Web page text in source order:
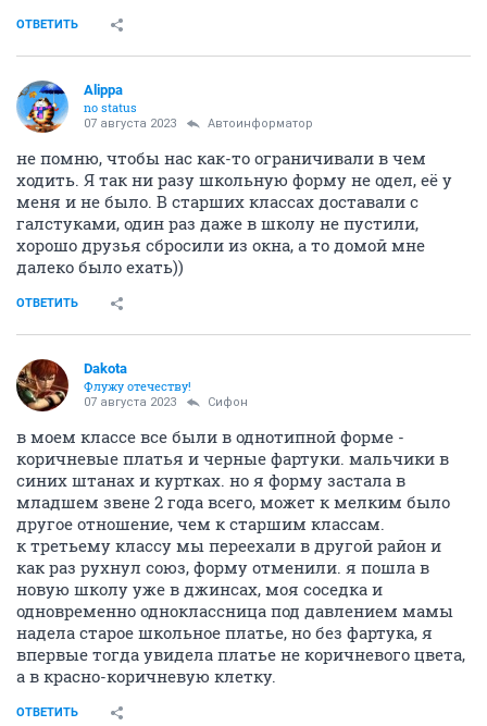
ОТВЕТИТЬ
Alippa
no status
07 августа 2023 Автоинформатор
не помню, чтобы нас как-то ограничивали в чем
ходить. Я так ни разу школьную форму не одел, её у
меня и не было. В старших классах доставали с
галстуками, один раз даже в школу не пустили,
хорошо друзья сбросили из окна, а то домой мне
далеко было ехать))
ОТВЕТИТЬ
Dаkota
Флужу отечеству!
07 августа 2023 Сифон
в моем классе все были в однотипной форме -
коричневые платья и черные фартуки. мальчики в
синих штанах и куртках. но я форму застала в
младшем звене 2 года всего, может к мелким было
другое отношение, чем к старшим классам.
к третьему классу мы переехали в другой район и
как раз рухнул союз, форму отменили. я пошла в
новую школу уже в джинсах, моя соседка и
одновременно одноклассница под давлением мамы
надела старое школьное платье, но без фартука, я
впервые тогда увидела платье не коричневого цвета,
а в красно-коричневую клетку.
ОТВЕТИТЬ